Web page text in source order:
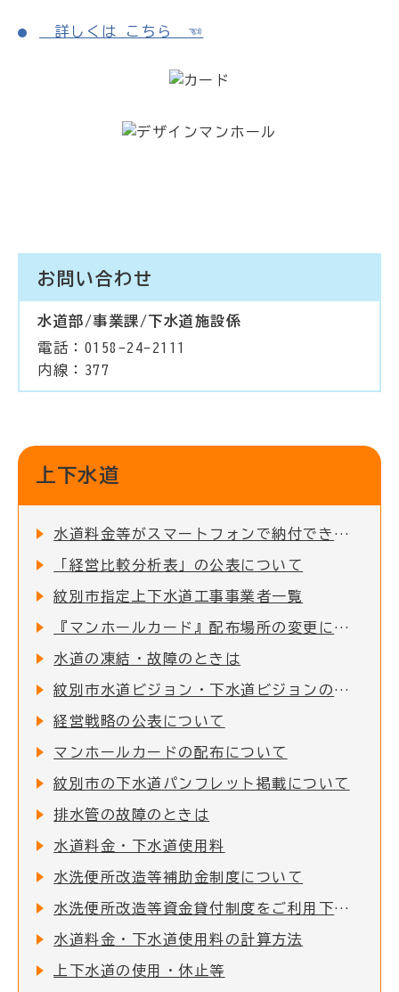
詳しくは こちら ☜
お問い合わせ
水道部/事業課/下水道施設係
電話：0158-24-2111
内線：377
上下水道
水道料金等がスマートフォンで納付できます
「経営比較分析表」の公表について
紋別市指定上下水道工事事業者一覧
『マンホールカード』配布場所の変更について
水道の凍結・故障のときは
紋別市水道ビジョン・下水道ビジョンの改定について
経営戦略の公表について
マンホールカードの配布について
紋別市の下水道パンフレット掲載について
排水管の故障のときは
水道料金・下水道使用料
水洗便所改造等補助金制度について
水洗便所改造等資金貸付制度をご利用下さい
水道料金・下水道使用料の計算方法
上下水道の使用・休止等